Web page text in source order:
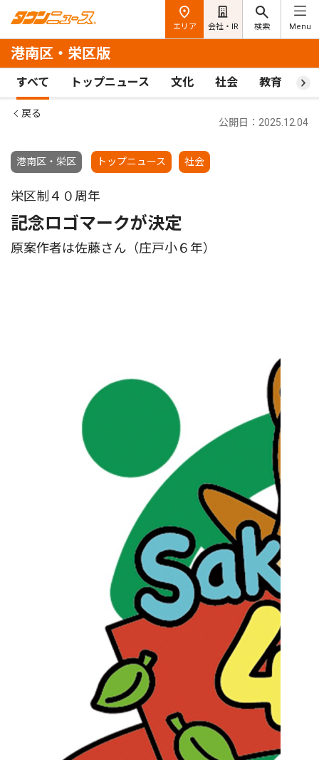
エリア 会社・IR 検索 Menu
港南区・栄区版
すべて トップニュース 文化 社会 教育 ス
戻る
港南区・栄区 トップニュース 社会
公開日：2025.12.04
栄区制４０周年
記念ロゴマークが決定
原案作者は佐藤さん（庄戸小６年）